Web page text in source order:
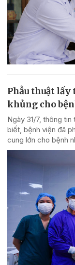
Phẫu thuật
khủng cho
Ngày 31/7, thông
biết, bệnh viện đã
cung lớn cho bệnh